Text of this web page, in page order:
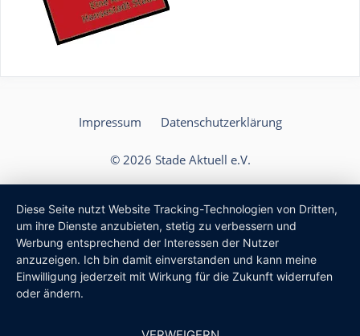
Impressum Datenschutzerklärung
© 2026 Stade Aktuell e.V.
Diese Seite nutzt Website Tracking-Technologien von Dritten,
um ihre Dienste anzubieten, stetig zu verbessern und
Werbung entsprechend der Interessen der Nutzer
anzuzeigen. Ich bin damit einverstanden und kann meine
Einwilligung jederzeit mit Wirkung für die Zukunft widerrufen
oder ändern.